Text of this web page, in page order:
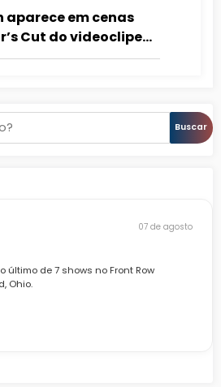
aparece em cenas
Cut do videoclipe
Buscar
07 de agosto
último de 7 shows no Front Row
Ohio.